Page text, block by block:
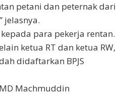
petani dan peternak dari
jelasnya.
para pekerja rentan.
ketua RT dan ketua RW,
didaftarkan BPJS
Machmuddin